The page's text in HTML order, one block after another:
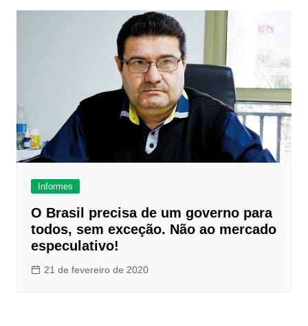
Informes
O Brasil precisa de um governo para
todos, sem exceção. Não ao mercado
especulativo!
21 de fevereiro de 2020